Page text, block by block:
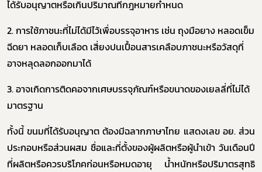
ได้รับอนุญาตหรือเกินปริมาณที่กฎหมายกำหนด
2.การใช้ภาชนะที่ไม่ได้มีไว้เพื่อบรรจุอาหาร เช่น ถุงมือยาง หลอดเข็ม
ฉีดยา หลอดเก็บเลือด เสี่ยงปนเปื้อนสารเคลือบภาชนะหรือวัสดุที่
อาจหลุดลอกออกมาได้
3.อาจเกิดการติดคอจากเศษบรรจุภัณฑ์หรือขนาดของเยลลี่ที่ไม่ได้
มาตรฐาน
ทั้งนี้ ขนมที่ได้รับอนุญาต ต้องมีฉลากภาษาไทย แสดงเลข อย. ส่วน
ประกอบหรือส่วนผสม ชื่อและที่ตั้งของผู้ผลิตหรือผู้นำเข้า วันเดือนปี
ที่ผลิตหรือควรบริโภคก่อนหรือหมดอายุ น้ำหนักหรือปริมาตรสุทธิ